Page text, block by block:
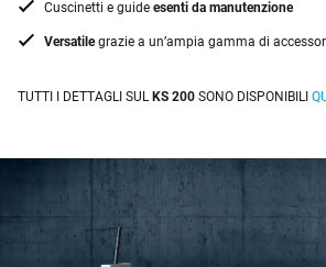
Cuscinetti e guide esenti da manutenzione
Versatilegrazie a un’ampia gamma di
TUTTI I DETTAGLI SUL KS 200 SONO DISPONIBILI